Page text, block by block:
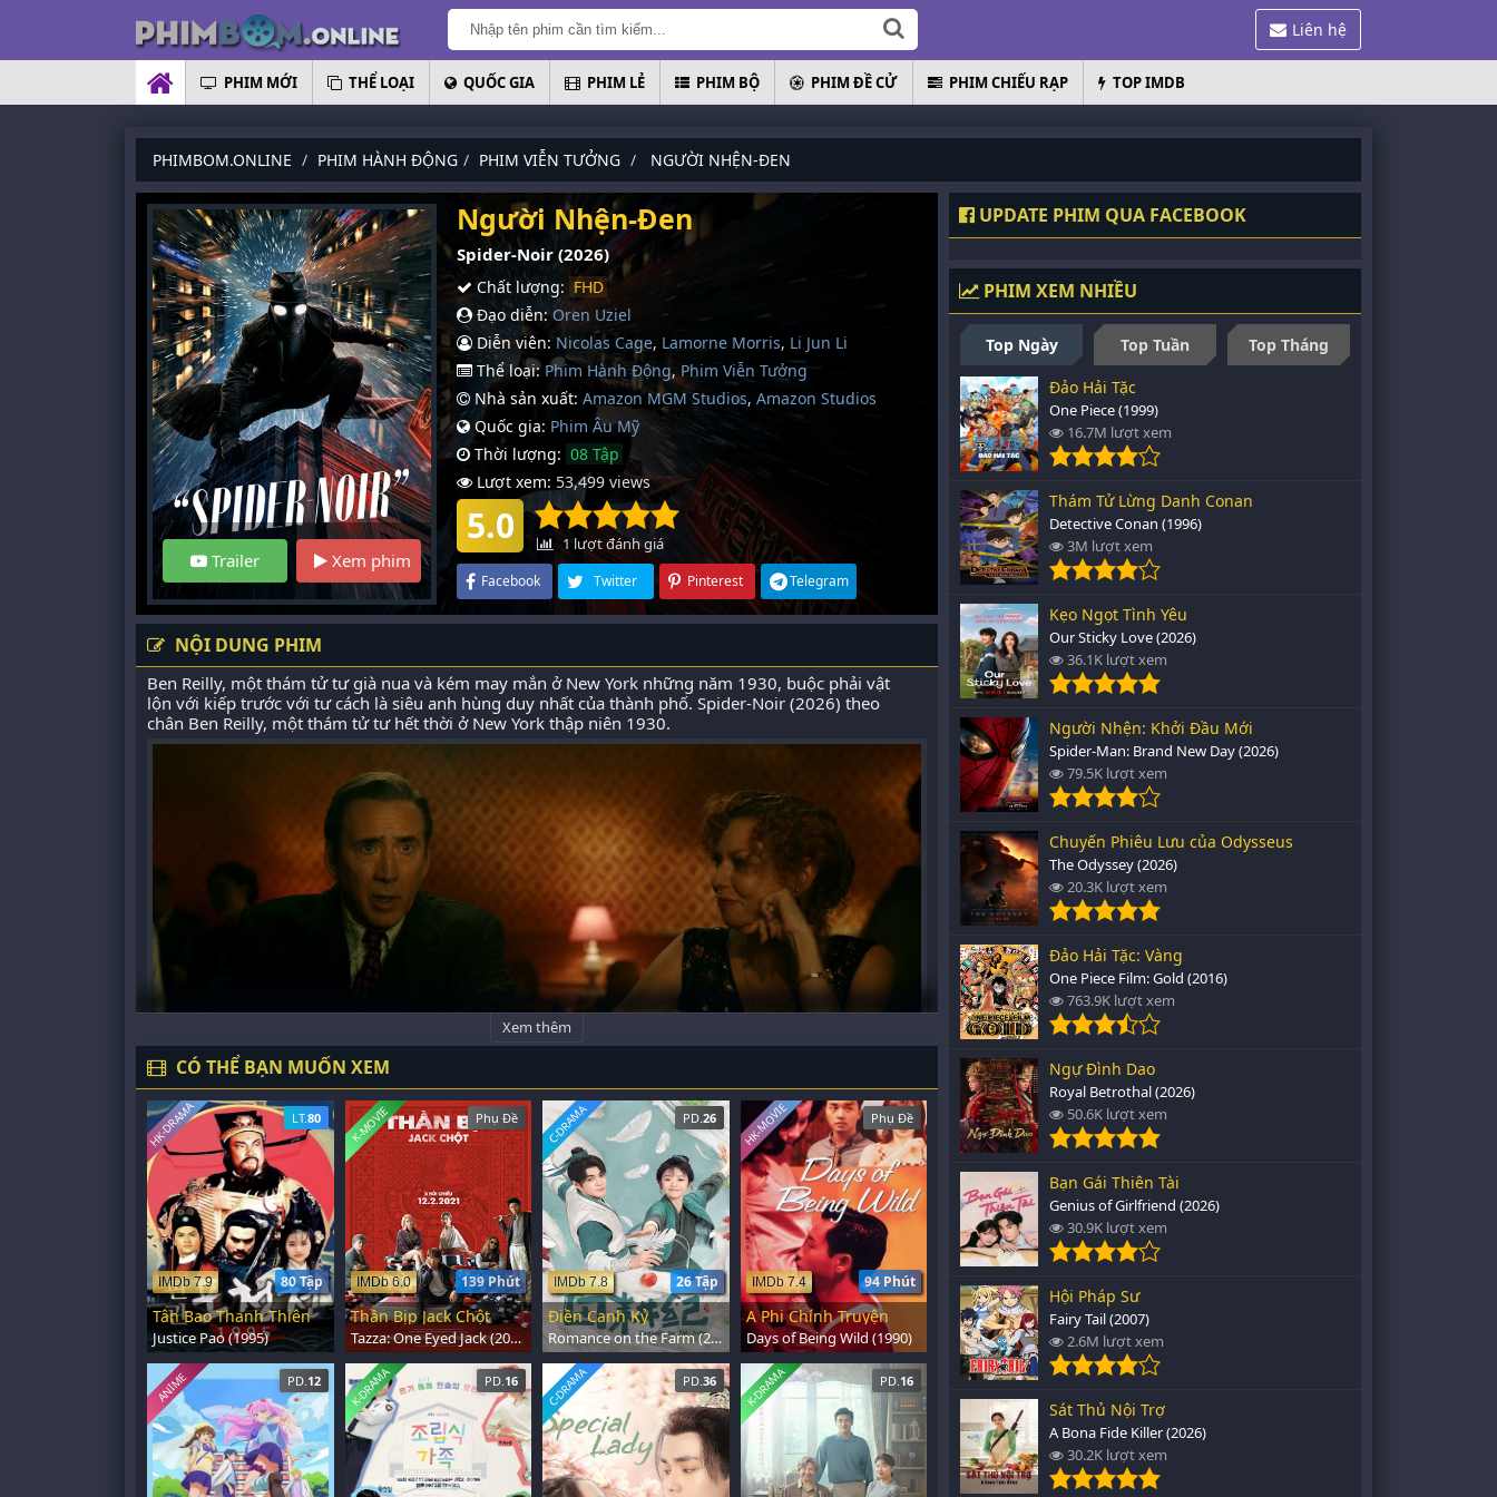
Liên hệ
PHIM MỚI THỂ LOẠI QUỐC GIA PHIM LẺ PHIM BỘ PHIM ĐỀ CỬ PHIM CHIẾU RẠP TOP IMDB
PHIMBOM.ONLINE PHIM HÀNH ĐỘNG PHIM VIỄN TƯỞNG NGƯỜI NHỆN-ĐEN
Trailer Xem phim
Người Nhện-Đen
Spider-Noir (2026)
Chất lượng: FHD
Đạo diễn: Oren Uziel
Diễn viên: Nicolas Cage, Lamorne Morris, Li Jun Li
Thể loại: Phim Hành Động,Phim Viễn Tưởng
Nhà sản xuất: Amazon MGM Studios, Amazon Studios
Quốc gia: Phim Âu Mỹ
Thời lượng: 08 Tập
Lượt xem: 53,499 views
5.0 1 lượt đánh giá
Facebook Twitter Pinterest Telegram
NỘI DUNG PHIM
Ben Reilly, một thám tử tư già nua và kém may mắn ở New York những năm 1930, buộc phải vật
lộn với kiếp trước với tư cách là siêu anh hùng duy nhất của thành phố. Spider-Noir (2026) theo
chân Ben Reilly, một thám tử tư hết thời ở New York thập niên 1930.
Xem thêm
CÓ THỂ BẠN MUỐN XEM
LT.80
80 Tập
IMDb 7.9
HK-DRAMA
Tân Bao Thanh Thiên
Justice Pao (1995)
Phụ Đề
139 Phút
IMDb 6.0
K-MOVIE
Thần Bịp Jack Chột
Tazza: One Eyed Jack (2019)
PD. 26
26 Tập
IMDb 7.8
C-DRAMA
Điền Canh Kỷ
Romance on the Farm (2023)
Phụ Đề
94 Phút
IMDb 7.4
HK-MOVIE
A Phi Chính Truyện
Days of Being Wild (1990)
PD. 12
ANIME PD. 16
K-DRAMA PD. 36
C-DRAMA PD. 16
K-DRAMA
UPDATE PHIM QUA FACEBOOK
PHIM XEM NHIỀU
Top Ngày Top Tuần
Top Tháng
Đảo Hải Tặc
One Piece (1999)
16.7M lượt xem
Thám Tử Lừng Danh Conan
Detective Conan (1996)
3M lượt xem
Kẹo Ngọt Tình Yêu
Our Sticky Love (2026)
36.1K lượt xem
Người Nhện: Khởi Đầu Mới
Spider-Man: Brand New Day (2026)
79.5K lượt xem
Chuyến Phiêu Lưu của Odysseus
The Odyssey (2026)
20.3K lượt xem
Đảo Hải Tặc: Vàng
One Piece Film: Gold (2016)
763.9K lượt xem
Ngự Đình Dao
Royal Betrothal (2026)
50.6K lượt xem
Bạn Gái Thiên Tài
Genius of Girlfriend (2026)
30.9K lượt xem
Hội Pháp Sư
Fairy Tail (2007)
2.6M lượt xem
Sát Thủ Nội Trợ
A Bona Fide Killer (2026)
30.2K lượt xem